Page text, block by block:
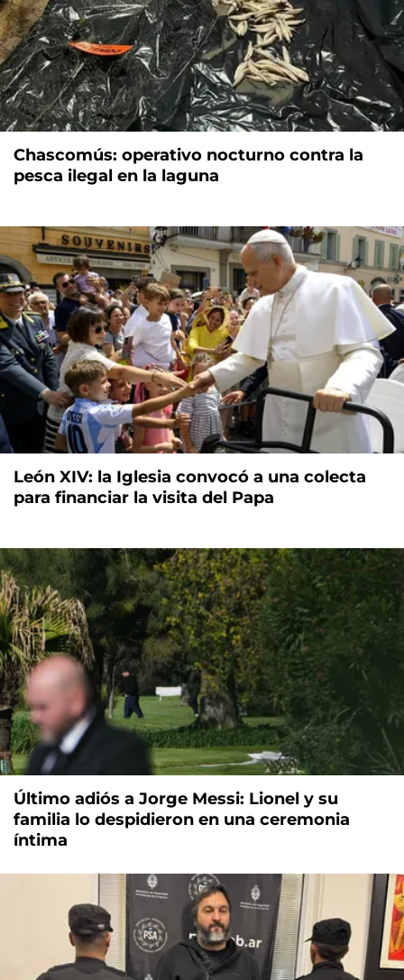
Chascomús: operativo nocturno contra la
pesca ilegal en la laguna
León XIV: la Iglesia convocó a una colecta
para financiar la visita del Papa
Último adiós a Jorge Messi: Lionel y su
familia lo despidieron en una ceremonia
íntima